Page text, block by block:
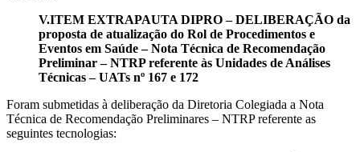
V.ITEM EXTRAPAUTA DIPRO – DELIBERAÇÃO da
proposta de atualização do Rol de Procedimentos e
Eventos em Saúde – Nota Técnica de Recomendação
Preliminar – NTRP referente às Unidades de Análises
Técnicas – UATs nº 167 e 172
Foram submetidas à deliberação da Diretoria Colegiada a Nota
Técnica de Recomendação Preliminares – NTRP referente as
seguintes tecnologias: